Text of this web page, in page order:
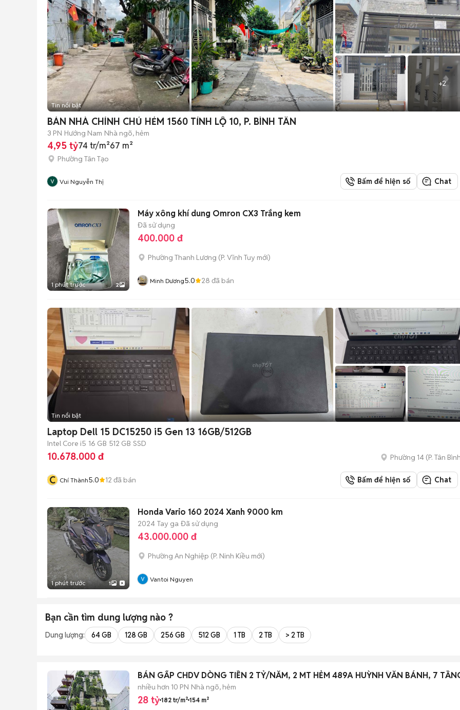
+2
Tin nổi bật
BÁN NHÀ CHÍNH CHỦ HẺM 1560 TỈNH LỘ 10, P. BÌNH TÂN
3 PN Hướng Nam Nhà ngõ, hẻm
4,95 tỷ74 tr/m²67 m²
Phường Tân Tạo
Vui Nguyễn Thị Bấm để hiện số Chat
1 phút trước 2
Máy xông khí dung Omron CX3 Trắng kem
Đã sử dụng
400.000 đ
Phường Thanh Lương (P. Vĩnh Tuy mới)
Minh Dương5.0 28 đã bán
Tin nổi bật
Laptop Dell 15 DC15250 i5 Gen 13 16GB/512GB
Intel Core i5 16 GB 512 GB SSD
10.678.000 đ Phường 14 (P. Tân
C Chí Thành5.0 12 đã bán Bấm để hiện số Chat
1 phút trước 1
Honda Vario 160 2024 Xanh 9000 km
2024 Tay ga Đã sử dụng
43.000.000 đ
Phường An Nghiệp (P. Ninh Kiều mới)
Vantoi Nguyen
Bạn cần tìm dung lượng nào ?
Dung lượng: 64 GB 128 GB 256 GB 512 GB 1 TB 2 TB > 2 TB
BÁN GẤP CHDV DÒNG TIỀN 2 TỶ/NĂM, 2 MT HẺM 489A HUỲNH VĂN BÁNH, 7
nhiều hơn 10 PN Nhà ngõ, hẻm
28 tỷ 182 tr/m² 154 m²